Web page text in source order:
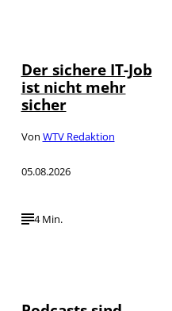
Der sichere IT-Job
ist nicht mehr
sicher
Von WTV Redaktion
05.08.2026
4 Min.